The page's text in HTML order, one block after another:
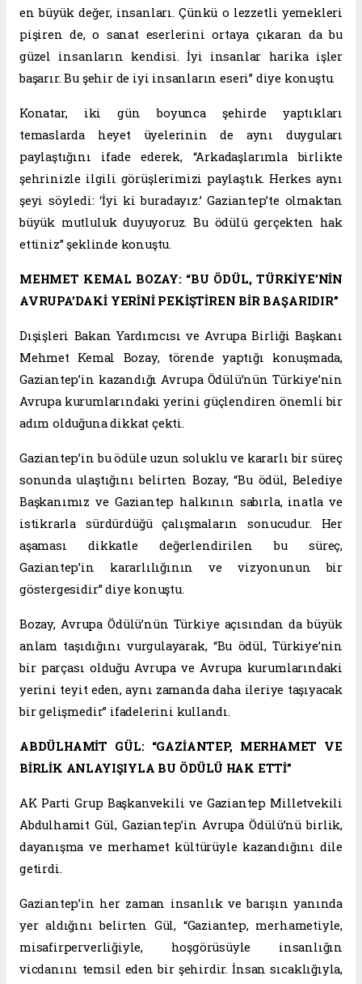
en büyük değer, insanları. Çünkü o lezzetli yemekleri
pişiren de, o sanat eserlerini ortaya çıkaran da bu
güzel insanların kendisi. İyi insanlar harika işler
başarır. Bu şehir de iyi insanların eseri” diye konuştu.
Konatar, iki gün boyunca şehirde yaptıkları
temaslarda heyet üyelerinin de aynı duyguları
paylaştığını ifade ederek, “Arkadaşlarımla birlikte
şehrinizle ilgili görüşlerimizi paylaştık. Herkes aynı
şeyi söyledi: ‘İyi ki buradayız.’ Gaziantep’te olmaktan
büyük mutluluk duyuyoruz. Bu ödülü gerçekten hak
ettiniz” şeklinde konuştu.
MEHMET KEMAL BOZAY: “BU ÖDÜL, TÜRKİYE’NİN
AVRUPA’DAKİ YERİNİ PEKİŞTİREN BİR BAŞARIDIR”
Dışişleri Bakan Yardımcısı ve Avrupa Birliği Başkanı
Mehmet Kemal Bozay, törende yaptığı konuşmada,
Gaziantep’in kazandığı Avrupa Ödülü’nün Türkiye’nin
Avrupa kurumlarındaki yerini güçlendiren önemli bir
adım olduğuna dikkat çekti.
Gaziantep’in bu ödüle uzun soluklu ve kararlı bir süreç
sonunda ulaştığını belirten Bozay, “Bu ödül, Belediye
Başkanımız ve Gaziantep halkının sabırla, inatla ve
istikrarla sürdürdüğü çalışmaların sonucudur. Her
aşaması dikkatle değerlendirilen bu süreç,
Gaziantep’in kararlılığının ve vizyonunun bir
göstergesidir” diye konuştu.
Bozay, Avrupa Ödülü’nün Türkiye açısından da büyük
anlam taşıdığını vurgulayarak, “Bu ödül, Türkiye’nin
bir parçası olduğu Avrupa ve Avrupa kurumlarındaki
yerini teyit eden, aynı zamanda daha ileriye taşıyacak
bir gelişmedir” ifadelerini kullandı.
ABDÜLHAMİT GÜL: “GAZİANTEP, MERHAMET VE
BİRLİK ANLAYIŞIYLA BU ÖDÜLÜ HAK ETTİ”
AK Parti Grup Başkanvekili ve Gaziantep Milletvekili
Abdulhamit Gül, Gaziantep’in Avrupa Ödülü’nü birlik,
dayanışma ve merhamet kültürüyle kazandığını dile
getirdi.
Gaziantep’in her zaman insanlık ve barışın yanında
yer aldığını belirten Gül, “Gaziantep, merhametiyle,
misafirperverliğiyle, hoşgörüsüyle insanlığın
vicdanını temsil eden bir şehirdir. İnsan sıcaklığıyla,